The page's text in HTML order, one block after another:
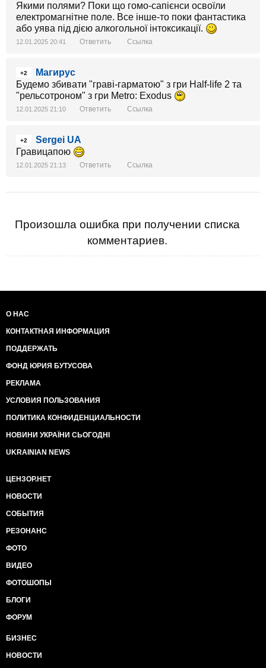
Якими полями? Поки що гомо-сапієнси освоїли
електромагнітне поле. Все інше-то поки фантастика
або уява під дією алкогольної інтоксикації.
12.01.2025 20:41 Ответить Ссылка
+2
Магирус
Будемо збивати "граві-гарматою" з гри Half-life 2 та
"рельсотроном" з гри Metro: Exodus
12.01.2025 21:10 Ответить Ссылка
+2
Sergei UA
Гравицапою
12.01.2025 21:13 Ответить Ссылка
Произошла ошибка при получении списка
комментариев.
О НАС
КОНТАКТНАЯ ИНФОРМАЦИЯ
ПОДДЕРЖАТЬ
ФОНД ЮРИЯ БУТУСОВА
РЕКЛАМА
УСЛОВИЯ ПОЛЬЗОВАНИЯ
ПОЛИТИКА КОНФИДЕНЦИАЛЬНОСТИ
НОВИНИ УКРАЇНИ СЬОГОДНІ
UKRAINIAN NEWS
ЦЕНЗОР.НЕТ
НОВОСТИ
СОБЫТИЯ
РЕЗОНАНС
ФОТО
ВИДЕО
ФОТОШОПЫ
БЛОГИ
ФОРУМ
БИЗНЕС
НОВОСТИ